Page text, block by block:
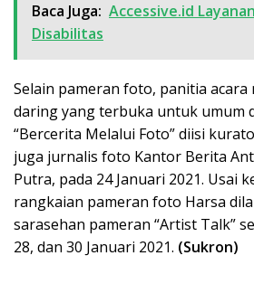
Baca Juga: Accessive.id
Disabilitas
Selain pameran foto, panitia acara
daring yang terbuka untuk umum
“Bercerita Melalui Foto” diisi
juga jurnalis foto Kantor Berita
Putra, pada 24 Januari 2021. Usai
rangkaian pameran foto Harsa
sarasehan pameran “Artist Talk”
28, dan 30 Januari 2021. (Sukron)